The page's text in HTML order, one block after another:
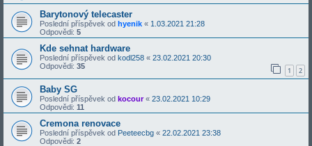
Barytonový telecaster
Poslední příspěvek od hyenik « 1.03.2021 21:28
Odpovědi: 5
Kde sehnat hardware
Poslední příspěvek od kodl258 « 23.02.2021 20:30
Odpovědi: 35 1 2
Baby SG
Poslední příspěvek od kocour« 23.02.2021 10:29
Odpovědi: 11
Cremona renovace
Poslední příspěvek od Peeteecbg « 22.02.2021 23:38
Odpovědi: 2